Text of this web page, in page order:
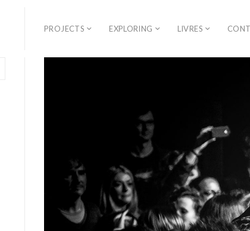
PROJECTS EXPLORING LIVRES